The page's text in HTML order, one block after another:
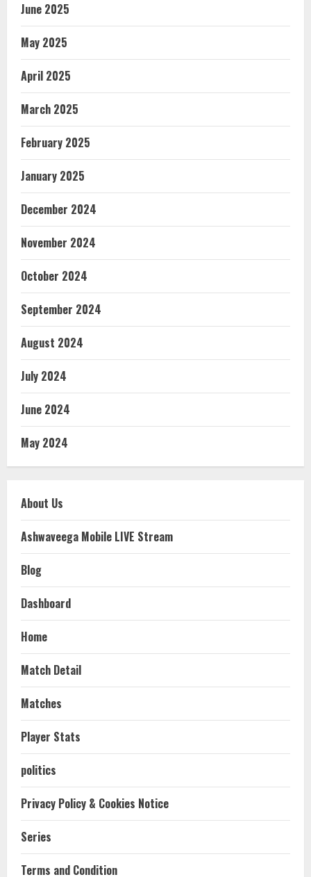
June 2025
May 2025
April 2025
March 2025
February 2025
January 2025
December 2024
November 2024
October 2024
September 2024
August 2024
July 2024
June 2024
May 2024
About Us
Ashwaveega Mobile LIVE Stream
Blog
Dashboard
Home
Match Detail
Matches
Player Stats
politics
Privacy Policy & Cookies Notice
Series
Terms and Condition